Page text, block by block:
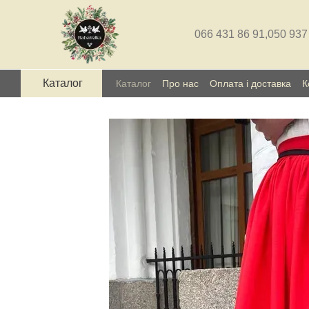
Перейти до основного контенту
066 431 86 91,050
Каталог Каталог Про нас Оплата і доставка